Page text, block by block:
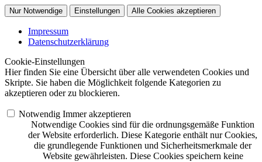
Nur Notwendige Einstellungen Alle Cookies akzeptieren
Impressum
Datenschutzerklärung
Cookie-Einstellungen
Hier finden Sie eine Übersicht über alle verwendeten Cookies und
Skripte. Sie haben die Möglichkeit folgende Kategorien zu
akzeptieren oder zu blockieren.
Notwendig Immer akzeptieren
Notwendige Cookies sind für die ordnungsgemäße Funktion
der Website erforderlich. Diese Kategorie enthält nur Cookies,
die grundlegende Funktionen und Sicherheitsmerkmale der
Website gewährleisten. Diese Cookies speichern keine